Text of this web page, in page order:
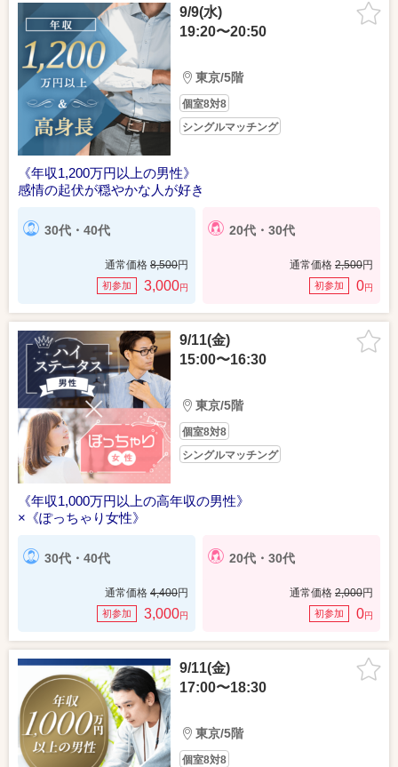
9/9(水)
19:20〜20:50
東京/5階
個室8対8
シングルマッチング
《年収1,200万円以上の男性》
感情の起伏が穏やかな人が好き
30代・40代
通常価格 8,500円
初参加 3,000円
20代・30代
通常価格 2,500円
初参加 0円
9/11(金)
15:00〜16:30
東京/5階
個室8対8
シングルマッチング
《年収1,000万円以上の高年収の男性》
×《ぽっちゃり女性》
30代・40代
通常価格 4,400円
初参加 3,000円
20代・30代
通常価格 2,000円
初参加 0円
9/11(金)
17:00〜18:30
東京/5階
個室8対8